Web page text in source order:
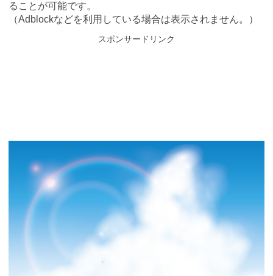
ることが可能です。
（Adblockなどを利用している場合は表示されません。）
スポンサードリンク